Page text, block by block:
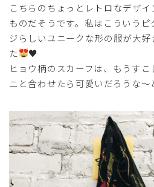
こちらのちょっとレトロなデザ
ものだそうです。私はこういう
ジらしいユニークな形の服が大
た
♥
ヒョウ柄のスカーフは、もうす
ニと合わせたら可愛いだろうな～